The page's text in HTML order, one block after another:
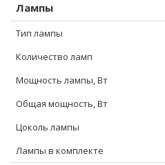
Лампы
Тип лампы
Количество ламп
Мощность лампы, Вт
Общая мощность, Вт
Цоколь лампы
Лампы в комплекте